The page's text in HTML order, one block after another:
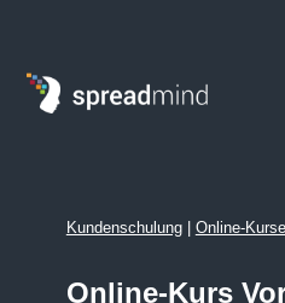
Kundenschulung| Online-Kurse
Online-Kurs